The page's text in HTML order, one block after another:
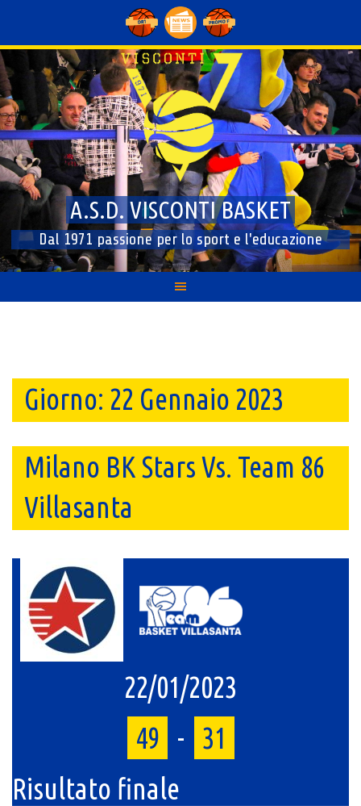
content
A.S.D. VISCONTI BASKET
Dal 1971 passione per lo sport e l'educazione
Giorno: 22 Gennaio 2023
Milano BK Stars Vs. Team 86
Villasanta
22/01/2023
49 - 31
Risultato finale